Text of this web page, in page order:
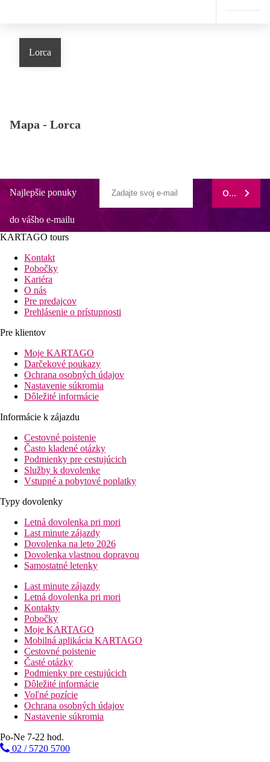
Lorca
Mapa - Lorca
Najlepšie ponuky
do vášho e-mailu
ODOBERAŤ
KARTAGO tours
Kontakt
Pobočky
Kariéra
O nás
Pre predajcov
Prehlásenie o prístupnosti
Pre klientov
Moje KARTAGO
Darčekové poukazy
Ochrana osobných údajov
Nastavenie súkromia
Dôležité informácie
Informácie k zájazdu
Cestovné poistenie
Často kladené otázky
Podmienky pre cestujúcich
Služby k dovolenke
Vstupné a pobytové poplatky
Typy dovolenky
Letná dovolenka pri mori
Last minute zájazdy
Dovolenka na leto 2026
Dovolenka vlastnou dopravou
Samostatné letenky
Last minute zájazdy
Letná dovolenka pri mori
Kontakty
Pobočky
Moje KARTAGO
Mobilná aplikácia KARTAGO
Cestovné poistenie
Časté otázky
Podmienky pre cestujúcich
Dôležité informácie
Voľné pozície
Ochrana osobných údajov
Nastavenie súkromia
Po-Ne 7-22 hod.
02 / 5720 5700